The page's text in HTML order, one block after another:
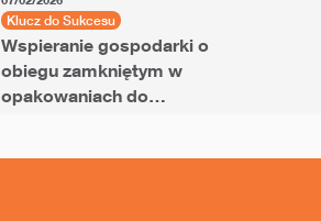
Klucz do Sukcesu
Wspieranie gospodarki o
obiegu zamkniętym w
opakowaniach do